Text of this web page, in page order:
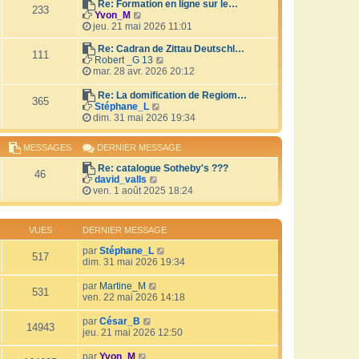
i
r
m
e
s
s
a
g
e
r
e
d
e
r
n
i
e
m
e
s
s
a
g
e
233
Re: Formation en ligne sur le…
Yvon_M
o
i
r
l
e
d
e
r
n
i
e
r
m
e
s
s
a
g
e
jeu. 21 mai 2026 11:01
111
Re: Cadran de Zittau Deutschl…
Robert _G 13
o
i
r
e
d
e
r
n
i
r
m
e
s
s
g
e
mar. 28 avr. 2026 20:12
365
Re: La domification de Regiom…
Stéphane_L
o
i
r
l
e
d
e
r
n
i
e
r
m
e
s
a
g
dim. 31 mai 2026 19:34
MESSAGES DERNIER MESSAGE
46
Re: catalogue Sotheby's ???
david_valls
o
i
e
d
e
r
e
r
e
s
ven. 1 août 2025 18:24
VUES DERNIER MESSAGE
517 par Stéphane_L
dim. 31 mai 2026 19:34
531 par Martine_M
ven. 22 mai 2026 14:18
14943 par César_B
jeu. 21 mai 2026 12:50